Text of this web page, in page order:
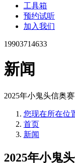
工具箱
预约试听
加入我们
19903714633
新闻
2025年小鬼头信奥
您现在所在位
首页
新闻
2025年小鬼